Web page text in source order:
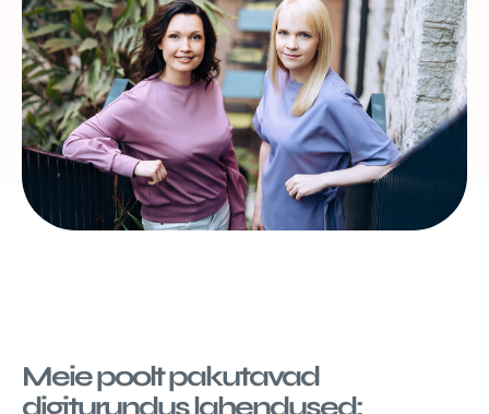
Meie poolt pakutavad
digiturundus lahendused: